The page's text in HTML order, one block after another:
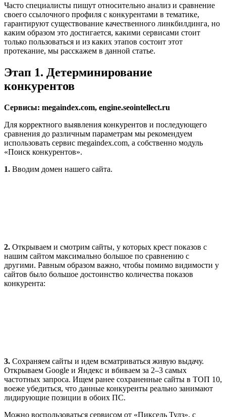
Часто специалисты пишут относительно анализ и сравнение
своего ссылочного профиля с конкурентами в тематике,
гарантируют существование качественного линкбилдинга, но
каким образом это достигается, какими сервисами стоит
только пользоваться и из каких этапов состоит этот
протекание, мы расскажем в данной статье.
Этап 1. Детерминирование
конкурентов
Сервисы: megaindex.com, engine.seointellect.ru
Для корректного выявления конкурентов и последующего
сравнения до различным параметрам мы рекомендуем
использовать сервис megaindex.com, а собственно модуль
«Поиск конкурентов».
1. Вводим домен нашего сайта.
2. Открываем и смотрим сайты, у которых крест показов с
нашим сайтом максимально большое по сравнению с
другими. Равным образом важно, чтобы помимо видимости у
сайтов было большое достоинство количества показов
конкурента:
3. Сохраняем сайты и идем всматриваться живую выдачу.
Открываем Google и Яндекс и вбиваем за 2–3 самых
частотных запроса. Ищем ранее сохраненные сайты в ТОП 10,
воеже убедиться, что данные конкуренты реально занимают
лидирующие позиции в обоих ПС.
Можно воспользоваться сервисом от «Пиксель Тулз», с